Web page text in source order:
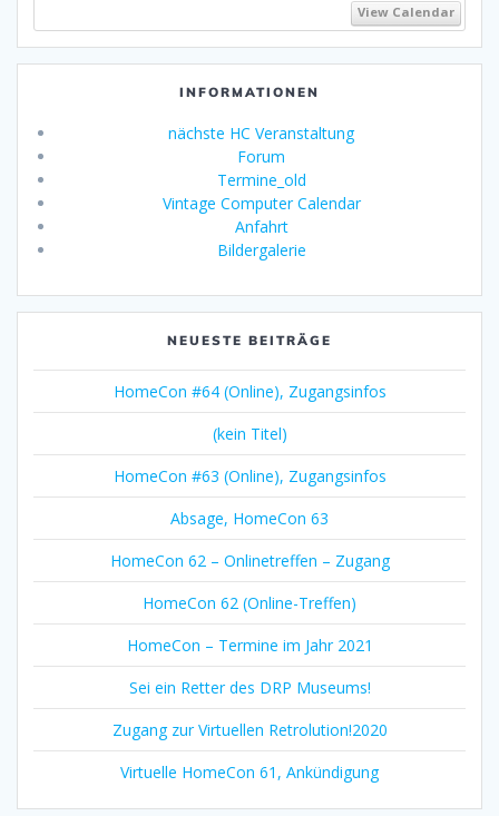
View Calendar
INFORMATIONEN
nächste HC Veranstaltung
Forum
Termine_old
Vintage Computer Calendar
Anfahrt
Bildergalerie
NEUESTE BEITRÄGE
HomeCon #64 (Online), Zugangsinfos
(kein Titel)
HomeCon #63 (Online), Zugangsinfos
Absage, HomeCon 63
HomeCon 62 – Onlinetreffen – Zugang
HomeCon 62 (Online-Treffen)
HomeCon – Termine im Jahr 2021
Sei ein Retter des DRP Museums!
Zugang zur Virtuellen Retrolution!2020
Virtuelle HomeCon 61, Ankündigung